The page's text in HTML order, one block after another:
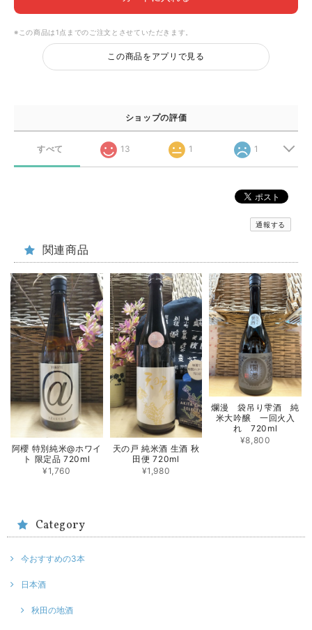
※この商品は1点までのご注文とさせていただきます。
この商品をアプリで見る
ショップの評価
すべて 13 1 1
通報する
関連商品
阿櫻 特別純米@ホワイ
ト 限定品 720ml
¥1,760
天の戸 純米酒 生酒 秋
田便 720ml
¥1,980
爛漫 袋吊り雫酒 純
米大吟醸 一回火入
れ 720ml
¥8,800
Category
今おすすめの3本
日本酒
秋田の地酒